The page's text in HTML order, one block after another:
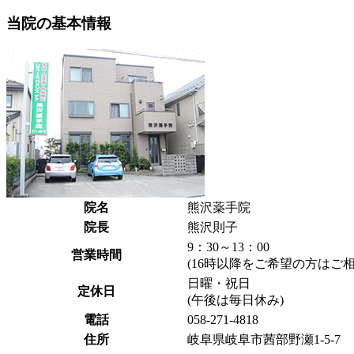
当院の基本情報
院名
熊沢薬手院
院長
熊沢則子
営業時間
9：30～13：00
(16時以降をご希望の方はご
定休日
日曜・祝日
(午後は毎日休み)
電話
058-271-4818
住所
岐阜県岐阜市茜部野瀬1-5-7